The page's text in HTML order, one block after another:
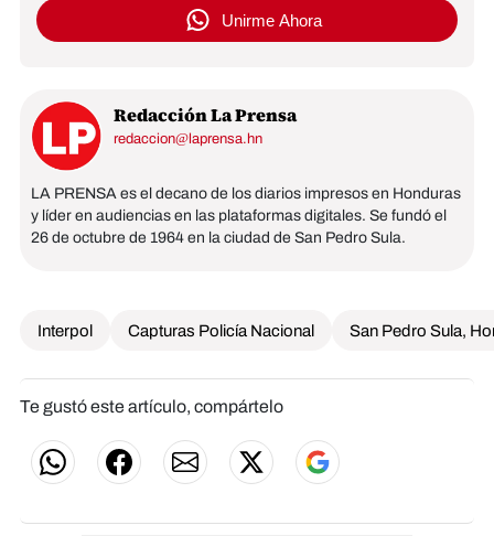
Unirme Ahora
Redacción La Prensa
redaccion@laprensa.hn
LA PRENSA es el decano de los diarios impresos en Honduras
y líder en audiencias en las plataformas digitales. Se fundó el
26 de octubre de 1964 en la ciudad de San Pedro Sula.
Interpol Capturas Policía Nacional San Pedro Sula,
Te gustó este artículo, compártelo